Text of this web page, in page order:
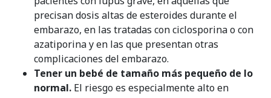
precisan dosis altas de esteroides durante el
embarazo, en las tratadas con ciclosporina o con
azatiporina y en las que presentan otras
complicaciones del embarazo.
Tener un bebé de tamaño más pequeño de lo
normal. El riesgo es especialmente alto en